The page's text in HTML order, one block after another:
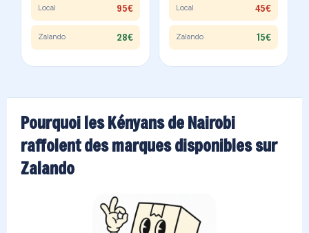
Local 95€
Zalando 28€
Local 45€
Zalando 15€
Pourquoi les Kényans de Nairobi
raffolent des marques disponibles sur
Zalando